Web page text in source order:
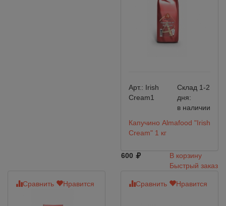
Арт.: Irish
Cream1
Склад 1-2
дня:
в наличии
Капучино Almafood "Irish
Cream" 1 кг
600
В корзину
Быстрый заказ
Сравнить Нравится Сравнить Нравится